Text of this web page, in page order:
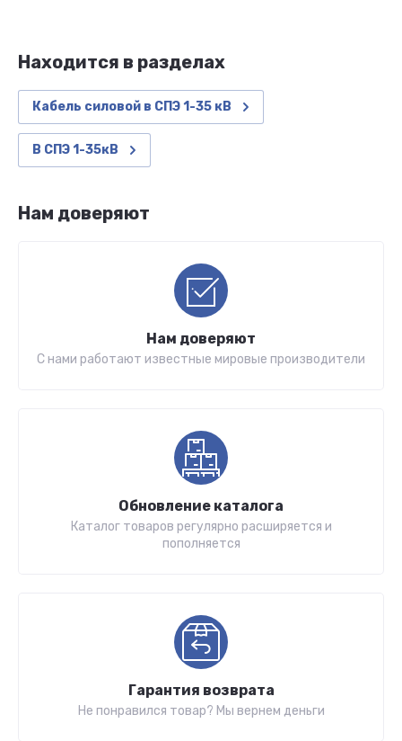
Находится в разделах
Кабель силовой в СПЭ 1-35 кВ
В СПЭ 1-35кВ
Нам доверяют
Нам доверяют
С нами работают известные мировые производители
Обновление каталога
Каталог товаров регулярно расширяется и
пополняется
Гарантия возврата
Не понравился товар? Мы вернем деньги